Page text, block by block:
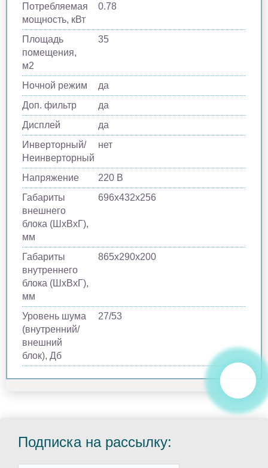
Потребляемая
мощность, кВт
0.78
Площадь
помещения,
м2
35
Ночной режим
да
Доп. фильтр
да
Дисплей
да
Инверторный/
Неинверторный
нет
Напряжение
220 В
Габариты
внешнего
блока (ШхВхГ),
мм
696х432х256
Габариты
внутреннего
блока (ШхВхГ),
мм
865х290х200
Уровень шума
(внутренний/
внешний
блок), Дб
27/53
Подписка на рассылку: